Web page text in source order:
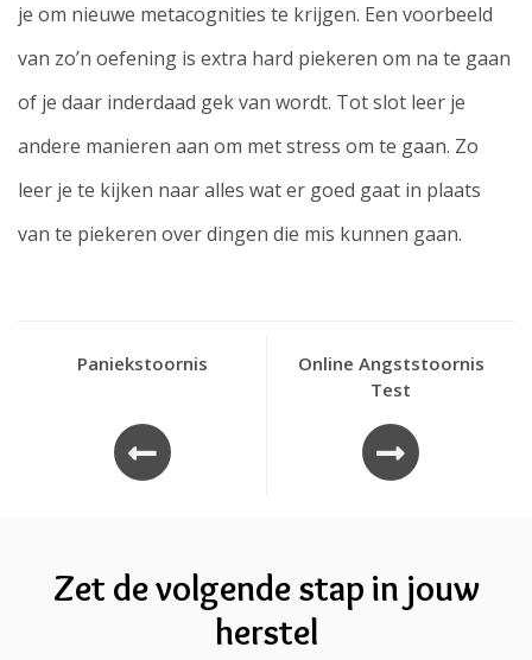
je om nieuwe metacognities te krijgen. Een voorbeeld
van zo’n oefening is extra hard piekeren om na te gaan
of je daar inderdaad gek van wordt. Tot slot leer je
andere manieren aan om met stress om te gaan. Zo
leer je te kijken naar alles wat er goed gaat in plaats
van te piekeren over dingen die mis kunnen gaan.
Paniekstoornis
Online Angststoornis
Test
Zet de volgende stap in jouw
herstel